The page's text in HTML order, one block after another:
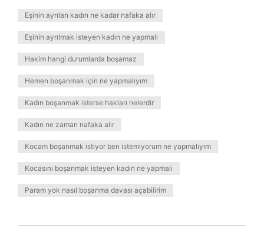
Eşinin ayrılan kadın ne kadar nafaka alır
Eşinin ayrılmak isteyen kadın ne yapmalı
Hakim hangi durumlarda boşamaz
Hemen boşanmak için ne yapmalıyım
Kadın boşanmak isterse hakları nelerdir
Kadın ne zaman nafaka alır
Kocam boşanmak istiyor ben istemiyorum ne yapmalıyım
Kocasını boşanmak isteyen kadın ne yapmalı
Param yok nasıl boşanma davası açabilirim